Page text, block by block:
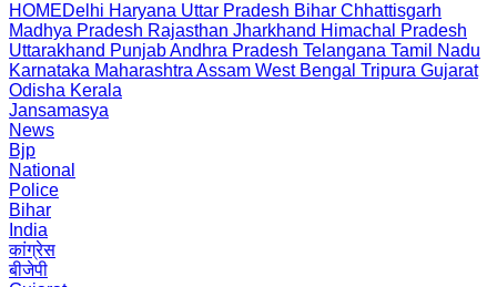
HOMEDelhi Haryana Uttar Pradesh Bihar Chhattisgarh
Madhya Pradesh Rajasthan Jharkhand Himachal Pradesh
Uttarakhand PunjabAndhra Pradesh Telangana Tamil Nadu
Karnataka Maharashtra Assam West Bengal Tripura Gujarat
Odisha Kerala
Jansamasya
News
Bjp
National
Police
Bihar
India
कांग्रेस
बीजेपी